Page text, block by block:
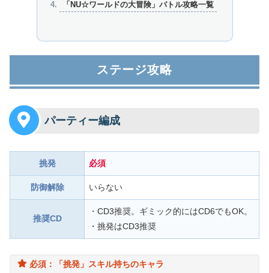
「NU☆ワールドの大冒険」バトル攻略一覧
ステージ攻略
パーティー編成
挑発 必須
防御解除 いらない
推奨CD
・CD3推奨。ギミック的にはCD6でもOK。
・挑発はCD3推奨
必須：「挑発」スキル持ちのキャラ